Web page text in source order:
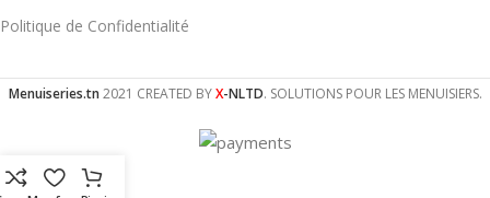
Politique de Confidentialité
Menuiseries.tn 2021 CREATED BYX-NLTD. SOLUTIONS POUR LES MENUISIERS.